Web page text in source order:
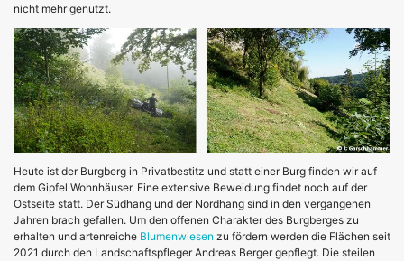
nicht mehr genutzt.
Heute ist der Burgberg in Privatbestitz und statt einer Burg finden wir auf
dem Gipfel Wohnhäuser. Eine extensive Beweidung findet noch auf der
Ostseite statt. Der Südhang und der Nordhang sind in den vergangenen
Jahren brach gefallen. Um den offenen Charakter des Burgberges zu
erhalten und artenreiche Blumenwiesen zu fördern werden die Flächen seit
2021 durch den Landschaftspfleger Andreas Berger gepflegt. Die steilen